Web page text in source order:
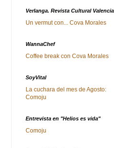
Verlanga. Revista Cultural
Un vermut con... Cova Morales
WannaChef
Coffee break con Cova Morales
SoyVital
La cuchara del mes de Agosto:
Comoju
Entrevista en "Helios es vida"
Comoju